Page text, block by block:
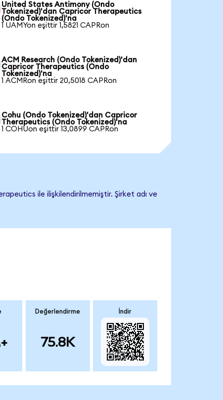
United States Antimony (Ondo
Tokenized)'dan Capricor Therapeutics
(Ondo Tokenized)'na
1 UAMYon eşittir 1,5821 CAPRon
ACM Research (Ondo Tokenized)'dan
Capricor Therapeutics (Ondo
Tokenized)'na
1 ACMRon eşittir 20,5018 CAPRon
Cohu (Ondo Tokenized)'dan Capricor
Therapeutics (Ondo Tokenized)'na
1 COHUon eşittir 13,0899 CAPRon
ile ilişkilendirilmemiştir. Şirket adı ve
Değerlendirme
75.8K
İndir